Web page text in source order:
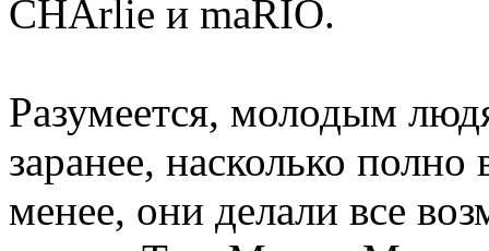
CHArlie и maRIO.
Разумеется, молодым
заранее, насколько
менее, они делали все